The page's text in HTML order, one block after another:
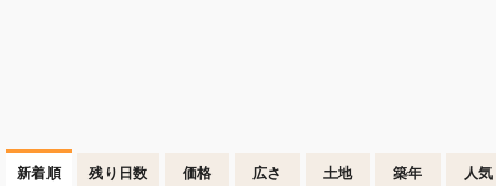
新着順 残り日数 価格 広さ 土地 築年 人気